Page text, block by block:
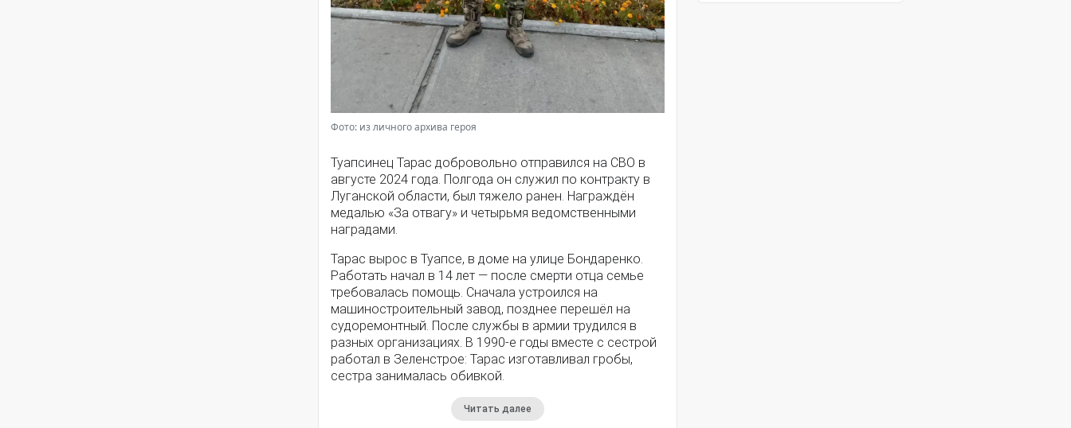
Фото: из личного архива героя
Туапсинец Тарас добровольно отправился на СВО в
августе 2024 года. Полгода он служил по контракту в
Луганской области, был тяжело ранен. Награждён
медалью «За отвагу» и четырьмя ведомственными
наградами.
Тарас вырос в Туапсе, в доме на улице Бондаренко.
Работать начал в 14 лет — после смерти отца семье
требовалась помощь. Сначала устроился на
машиностроительный завод, позднее перешёл на
судоремонтный. После службы в армии трудился в
разных организациях. В 1990-е годы вместе с сестрой
работал в Зеленстрое: Тарас изготавливал гробы,
сестра занималась обивкой.
Читать далее